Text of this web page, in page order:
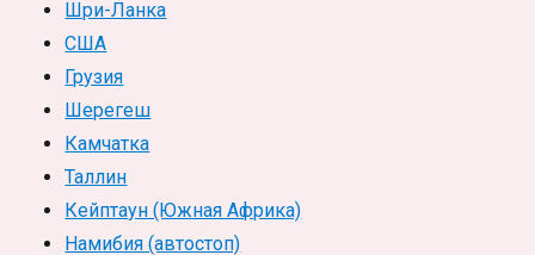
Шри-Ланка
США
Грузия
Шерегеш
Камчатка
Таллин
Кейптаун (Южная Африка)
Намибия (автостоп)